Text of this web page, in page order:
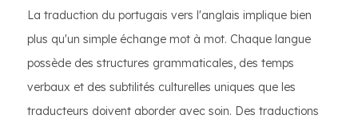
La traduction du portugais vers l'anglais implique bien
plus qu'un simple échange mot à mot. Chaque langue
possède des structures grammaticales, des temps
verbaux et des subtilités culturelles uniques que les
traducteurs doivent aborder avec soin. Des traductions